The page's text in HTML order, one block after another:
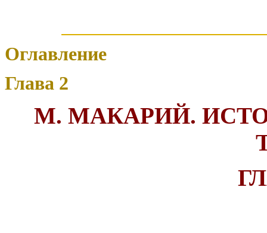
Оглавление
Глава 2
М. МАКАРИЙ.